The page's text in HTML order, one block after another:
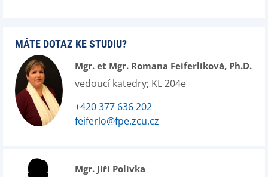
MÁTE DOTAZ KE STUDIU?
Mgr. et Mgr. Romana Feiferlíková, Ph.D.
vedoucí katedry; KL 204e
+420 377 636 202
feiferlo@fpe.zcu.cz
Mgr. Jiří Polívka